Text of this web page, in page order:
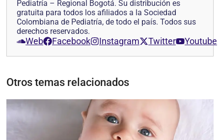
Pediatría – Regional Bogotá. Su distribución es
gratuita para todos los afiliados a la Sociedad
Colombiana de Pediatría, de todo el país. Todos sus
derechos reservados.
Web Facebook Instagram Twitter Youtube
Otros temas relacionados